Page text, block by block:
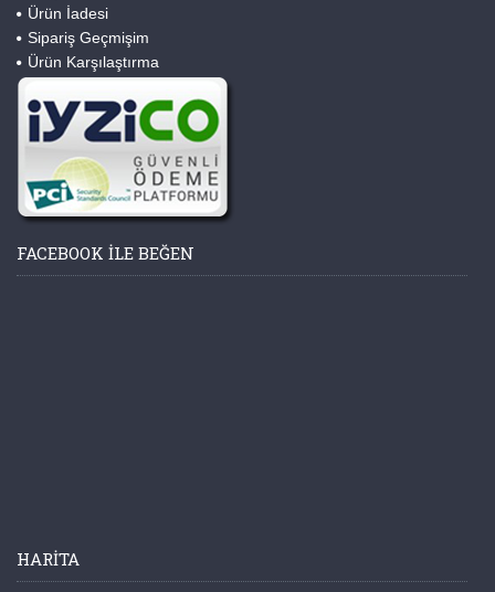
Ürün İadesi
Sipariş Geçmişim
Ürün Karşılaştırma
FACEBOOK ILE BEĞEN
HARITA